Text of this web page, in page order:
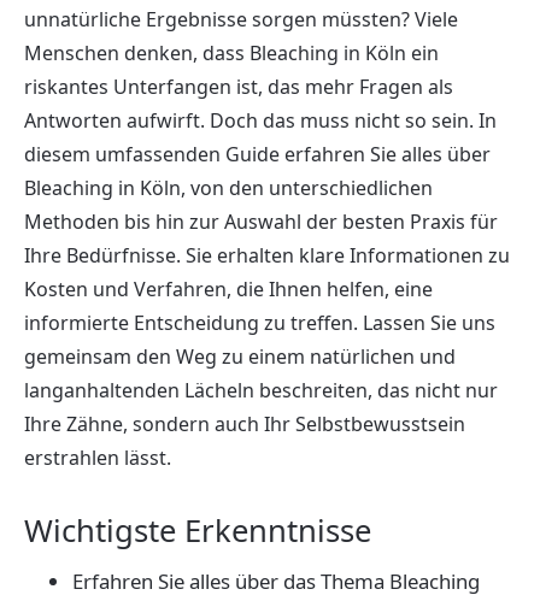
unnatürliche Ergebnisse sorgen müssten? Viele
Menschen denken, dass Bleaching in Köln ein
riskantes Unterfangen ist, das mehr Fragen als
Antworten aufwirft. Doch das muss nicht so sein. In
diesem umfassenden Guide erfahren Sie alles über
Bleaching in Köln, von den unterschiedlichen
Methoden bis hin zur Auswahl der besten Praxis für
Ihre Bedürfnisse. Sie erhalten klare Informationen zu
Kosten und Verfahren, die Ihnen helfen, eine
informierte Entscheidung zu treffen. Lassen Sie uns
gemeinsam den Weg zu einem natürlichen und
langanhaltenden Lächeln beschreiten, das nicht nur
Ihre Zähne, sondern auch Ihr Selbstbewusstsein
erstrahlen lässt.
Wichtigste Erkenntnisse
Erfahren Sie alles über das Thema Bleaching